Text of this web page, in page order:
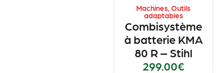
Machines,Outils
adaptables
Combisystème
à batterie KMA
80 R – Stihl
299.00€